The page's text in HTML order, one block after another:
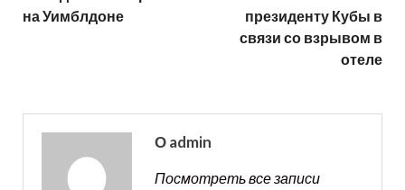
на Уимблдоне
президенту Кубы в
связи со взрывом в
отеле
О admin
Посмотреть все записи